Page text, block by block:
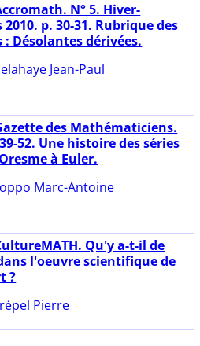
N° 5. Hiver-
p. 30-31. Rubrique des
: Désolantes dérivées.
Jean-Paul
des Mathématiciens.
52. Une histoire des séries
à Euler.
Marc-Antoine
Qu'y a-t-il de
l'oeuvre scientifique de
?
Pierre